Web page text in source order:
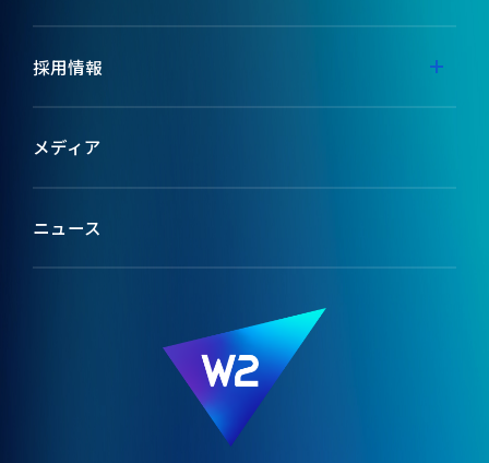
代表メッセージ
ミッション
ブランドコンセプト
採用情報
採用特設サイト
テックメディア
メディア
ニュース